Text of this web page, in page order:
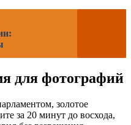
для фотографий
золотое
за 20 минут до восхода,